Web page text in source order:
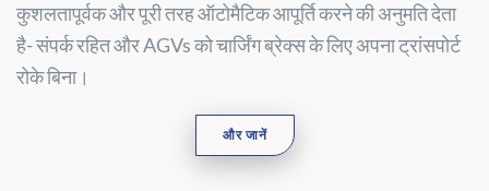
कुशलतापूर्वक और पूरी तरह ऑटोमैटिक आपूर्ति करने की अनुमति देता
है- संपर्क रहित और AGVs को चार्जिंग ब्रेक्स के लिए अपना ट्रांसपोर्ट
रोके बिना।
और जानें